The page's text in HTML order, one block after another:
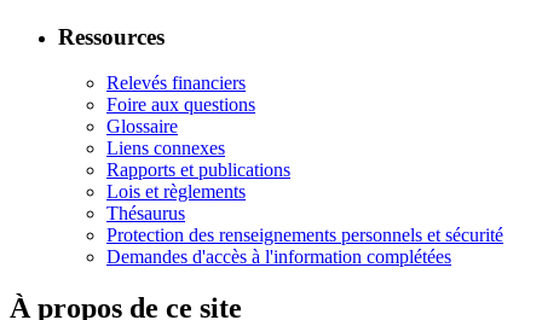
Ressources
Relevés financiers
Foire aux questions
Glossaire
Liens connexes
Rapports et publications
Lois et règlements
Thésaurus
Protection des renseignements personnels et sécurité
Demandes d'accès à l'information complétées
À propos de ce site